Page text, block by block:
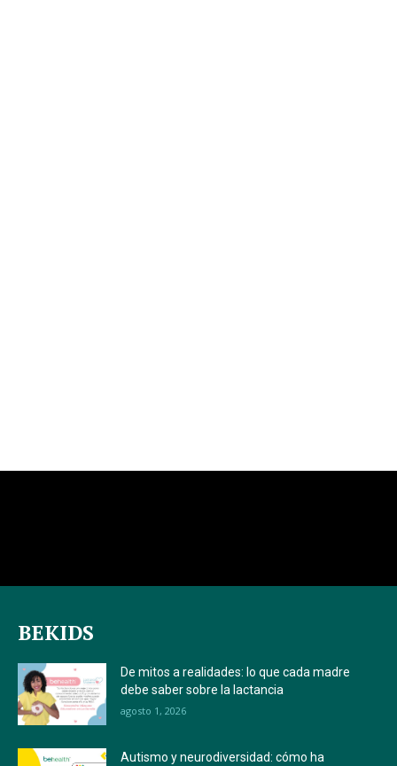
BEKIDS
De mitos a realidades: lo que cada madre
debe saber sobre la lactancia
agosto 1, 2026
Autismo y neurodiversidad: cómo ha